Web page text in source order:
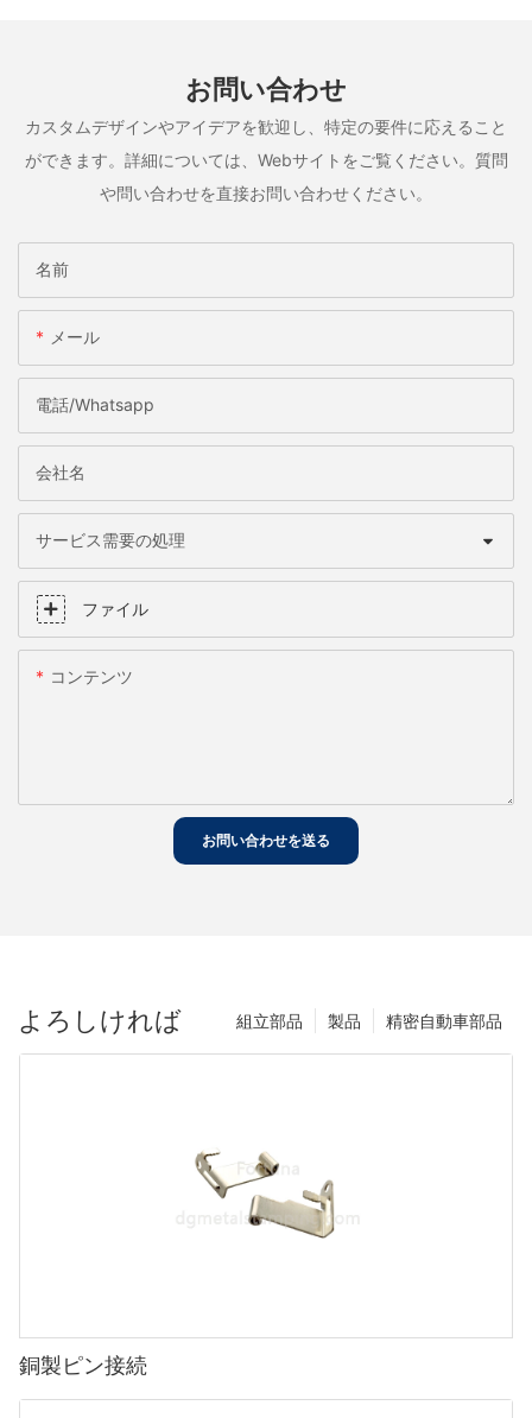
お問い合わせ
カスタムデザインやアイデアを歓迎し、特定の要件に応えること
ができます。詳細については、Webサイトをご覧ください。質問
や問い合わせを直接お問い合わせください。
名前
メール
電話/whatsapp
会社名
サービス需要の処理
ファイル
コンテンツ
お問い合わせを送る
よろしければ 精密自動車部品
製品
組立部品
銅製ピン接続